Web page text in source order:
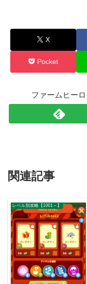
X
Pocket
ファームヒー
関連記事
レベル別攻略【1001～】